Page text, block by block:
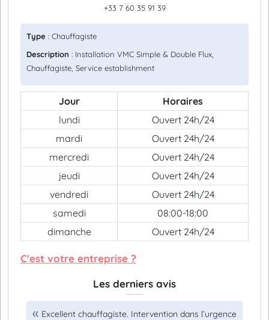
+33 7 60 35 91 39
Type : Chauffagiste
Description : Installation VMC Simple & Double Flux,
Chauffagiste, Service establishment
Jour
Horaires
lundi
Ouvert 24h/24
mardi
Ouvert 24h/24
mercredi
Ouvert 24h/24
jeudi
Ouvert 24h/24
vendredi
Ouvert 24h/24
samedi
08:00-18:00
dimanche
Ouvert 24h/24
C'est votre entreprise ?
Les derniers avis
Excellent chauffagiste. Intervention dans l’urgence